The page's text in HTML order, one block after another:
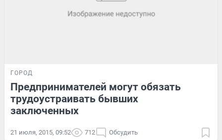
ГОРОД
Предпринимателей могут обязать
трудоустраивать бывших
заключенных
21 июля, 2015, 09:52 712 Обсудить